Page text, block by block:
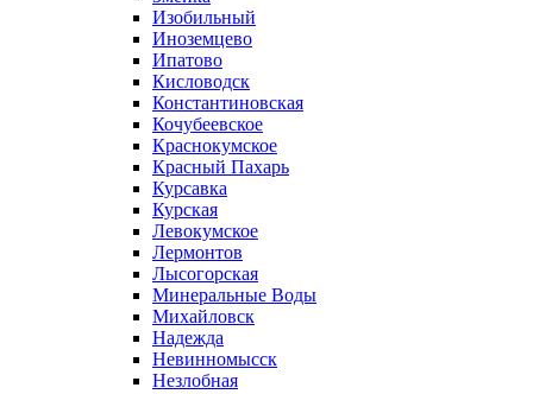
Изобильный
Иноземцево
Ипатово
Кисловодск
Константиновская
Кочубеевское
Краснокумское
Красный Пахарь
Курсавка
Курская
Левокумское
Лермонтов
Лысогорская
Минеральные Воды
Михайловск
Надежда
Невинномысск
Незлобная